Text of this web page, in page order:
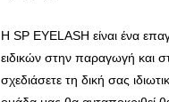
Η SP EYELASH είναι ένα
ειδικών στην παραγωγή και
σχεδιάσετε τη δική σας